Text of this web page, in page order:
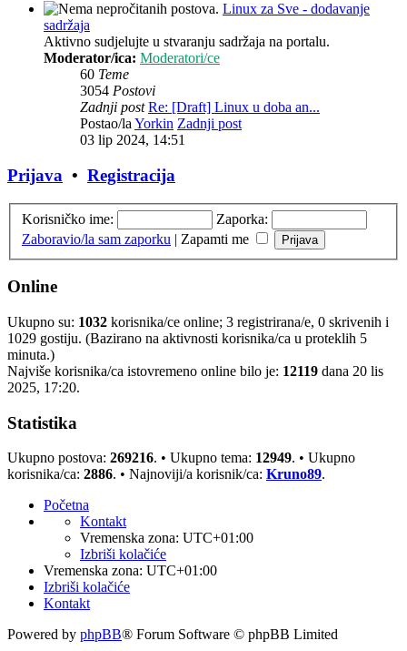
Linux za Sve - dodavanje
sadržaja
Aktivno sudjelujte u stvaranju sadržaja na portalu.
Moderator/ica: Moderatori/ce
60 Teme
3054 Postovi
Zadnji post Re: [Draft] Linux u doba an...
Postao/laYorkin Zadnji post
03 lip 2024, 14:51
Prijava • Registracija
Korisničko ime:
Zaporka:
Zaboravio/la sam zaporku | Zapamti me
Online
Ukupno su: 1032 korisnika/ce online; 3 registrirana/e, 0 skrivenih i
1029 gostiju. (Bazirano na aktivnosti korisnika/ca u proteklih 5
minuta.)
Najviše korisnika/ca istovremeno online bilo je: 12119 dana 20 lis
2025, 17:20.
Statistika
Ukupno postova: 269216. • Ukupno tema: 12949. • Ukupno
korisnika/ca: 2886. • Najnoviji/a korisnik/ca: Kruno89.
Početna
Kontakt
Vremenska zona: UTC+01:00
Izbriši kolačiće
Vremenska zona: UTC+01:00
Izbriši kolačiće
Kontakt
Powered by phpBB® Forum Software © phpBB Limited